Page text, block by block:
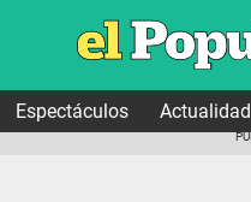
Espectáculos Actualidad